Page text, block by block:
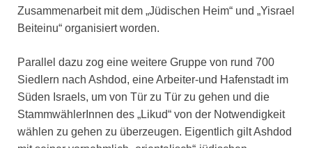
Zusammenarbeit mit dem „Jüdischen Heim“ und „Yisrael
Beiteinu“ organisiert worden.
Parallel dazu zog eine weitere Gruppe von rund 700
Siedlern nach Ashdod, eine Arbeiter-und Hafenstadt im
Süden Israels, um von Tür zu Tür zu gehen und die
StammwählerInnen des „Likud“ von der Notwendigkeit
wählen zu gehen zu überzeugen. Eigentlich gilt Ashdod